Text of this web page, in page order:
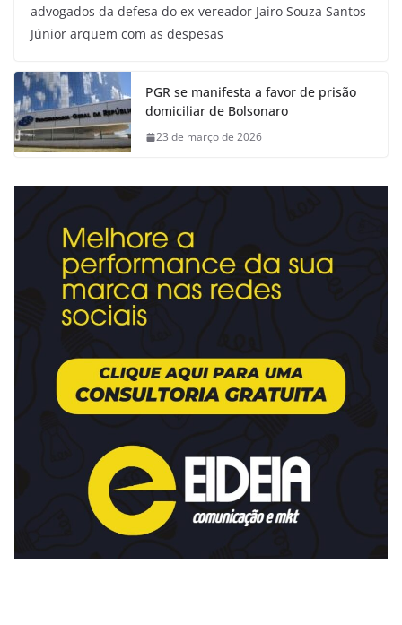
advogados da defesa do ex-vereador Jairo Souza Santos
Júnior arquem com as despesas
PGR se manifesta a favor de prisão
domiciliar de Bolsonaro
23 de março de 2026